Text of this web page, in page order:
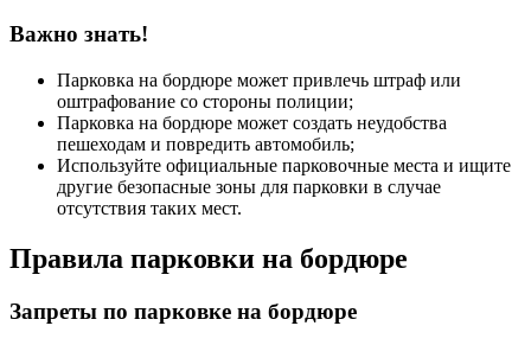
Важно знать!
Парковка на бордюре может привлечь штраф или
оштрафование со стороны полиции;
Парковка на бордюре может создать неудобства
пешеходам и повредить автомобиль;
Используйте официальные парковочные места и ищите
другие безопасные зоны для парковки в случае
отсутствия таких мест.
Правила парковки на бордюре
Запреты по парковке на бордюре